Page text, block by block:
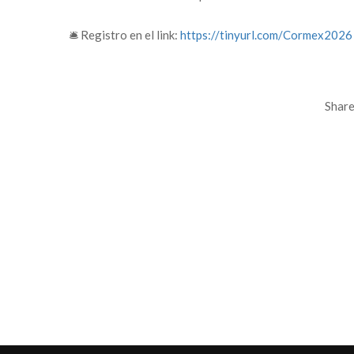
🛎️ Registro en el link: https://tinyurl.com/Cormex2026